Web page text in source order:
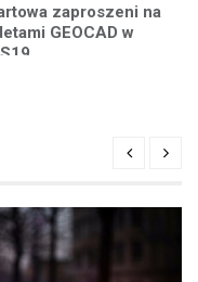
zaproszeni na
GEOCAD w